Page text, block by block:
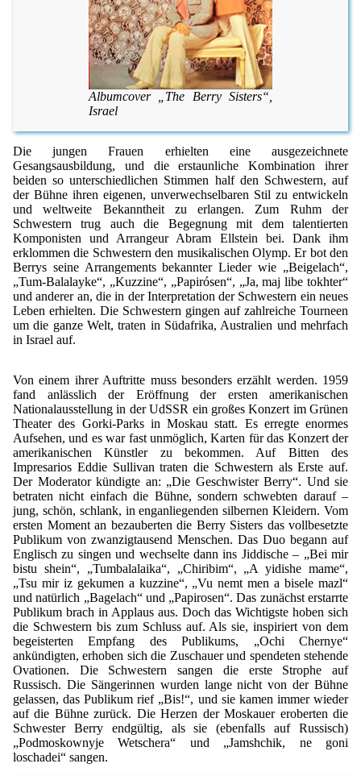
Albumcover „The Berry Sisters“,
Israel
Die jungen Frauen erhielten eine ausgezeichnete
Gesangsausbildung, und die erstaunliche Kombination ihrer
beiden so unterschiedlichen Stimmen half den Schwestern, auf
der Bühne ihren eigenen, unverwechselbaren Stil zu entwickeln
und weltweite Bekanntheit zu erlangen. Zum Ruhm der
Schwestern trug auch die Begegnung mit dem talentierten
Komponisten und Arrangeur Abram Ellstein bei. Dank ihm
erklommen die Schwestern den musikalischen Olymp. Er bot den
Berrys seine Arrangements bekannter Lieder wie „Beigelach“,
„Tum-Balalayke“, „Kuzzine“, „Papirósen“, „Ja, maj libe tokhter“
und anderer an, die in der Interpretation der Schwestern ein neues
Leben erhielten. Die Schwestern gingen auf zahlreiche Tourneen
um die ganze Welt, traten in Südafrika, Australien und mehrfach
in Israel auf.
Von einem ihrer Auftritte muss besonders erzählt werden. 1959
fand anlässlich der Eröffnung der ersten amerikanischen
Nationalausstellung in der UdSSR ein großes Konzert im Grünen
Theater des Gorki-Parks in Moskau statt. Es erregte enormes
Aufsehen, und es war fast unmöglich, Karten für das Konzert der
amerikanischen Künstler zu bekommen. Auf Bitten des
Impresarios Eddie Sullivan traten die Schwestern als Erste auf.
Der Moderator kündigte an: „Die Geschwister Berry“. Und sie
betraten nicht einfach die Bühne, sondern schwebten darauf –
jung, schön, schlank, in enganliegenden silbernen Kleidern. Vom
ersten Moment an bezauberten die Berry Sisters das vollbesetzte
Publikum von zwanzigtausend Menschen. Das Duo begann auf
Englisch zu singen und wechselte dann ins Jiddische – „Bei mir
bistu shein“, „Tumbalalaika“, „Chiribim“, „A yidishe mame“,
„Tsu mir iz gekumen a kuzzine“, „Vu nemt men a bisele mazl“
und natürlich „Bagelach“ und „Papirosen“. Das zunächst erstarrte
Publikum brach in Applaus aus. Doch das Wichtigste hoben sich
die Schwestern bis zum Schluss auf. Als sie, inspiriert von dem
begeisterten Empfang des Publikums, „Ochi Chernye“
ankündigten, erhoben sich die Zuschauer und spendeten stehende
Ovationen. Die Schwestern sangen die erste Strophe auf
Russisch. Die Sängerinnen wurden lange nicht von der Bühne
gelassen, das Publikum rief „Bis!“, und sie kamen immer wieder
auf die Bühne zurück. Die Herzen der Moskauer eroberten die
Schwester Berry endgültig, als sie (ebenfalls auf Russisch)
„Podmoskownyje Wetschera“ und „Jamshchik, ne goni
loschadei“ sangen.